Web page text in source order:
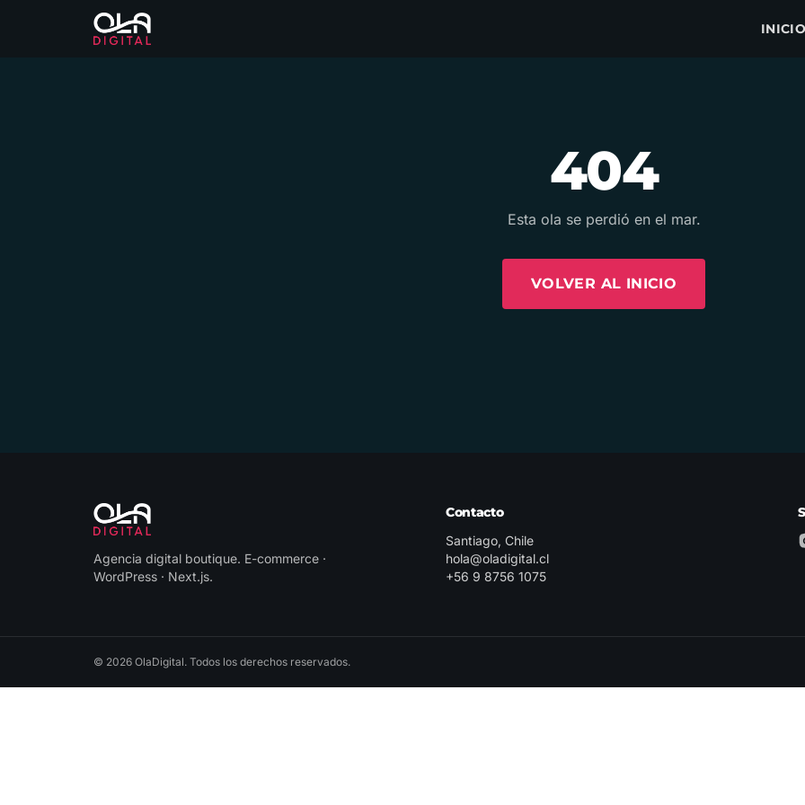
404
Esta ola se perdió en el mar.
VOLVER AL INICIO
Agencia digital boutique. E-commerce ·
WordPress · Next.js.
Contacto
Santiago, Chile
hola@oladigital.cl
+56 9 8756 1075
© 2026 OlaDigital. Todos los derechos reservados.